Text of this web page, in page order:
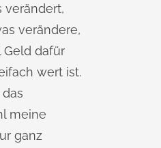
verändert,
verändere,
Geld dafür
wert ist.
meine
ganz